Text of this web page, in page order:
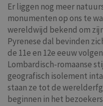
Er liggen nog meer
monumenten op ons te
wereldwijd bekend om
Pyrenese dal bevinden
de 11e en 12e eeuw
Lombardisch-romaanse
geografisch isolement
staan ze tot de
beginnen in het